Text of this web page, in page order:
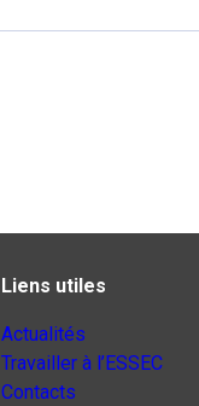
Liens utiles
Actualités
Travailler à l’ESSEC
Contacts